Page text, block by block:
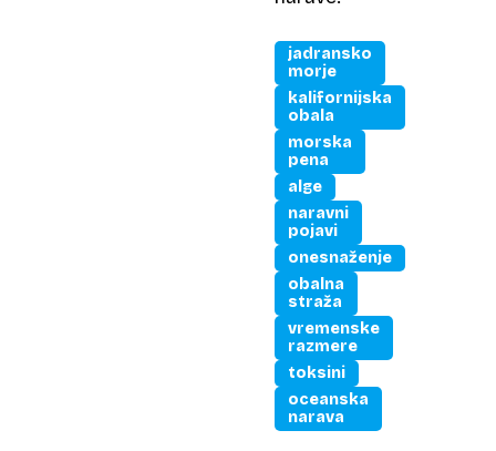
jadransko
morje
kalifornijska
obala
morska
pena
alge
naravni
pojavi
onesnaženje
obalna
straža
vremenske
razmere
toksini
oceanska
narava